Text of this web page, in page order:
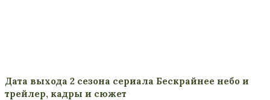
Дата выхода 2 сезона сериала Бескрайнее небо и
трейлер, кадры и сюжет